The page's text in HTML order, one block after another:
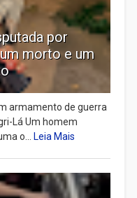
por
morto e um
armamento de guerra
Lá Um homem
o... Leia Mais